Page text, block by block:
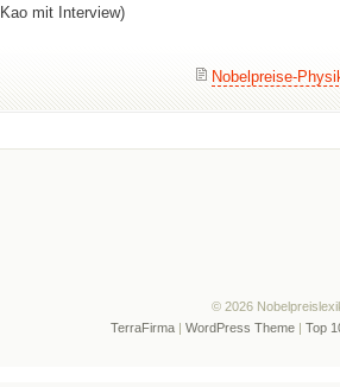
Kao mit Interview)
Nobelpreise-
© 2026
TerraFirma| WordPress Theme| Top